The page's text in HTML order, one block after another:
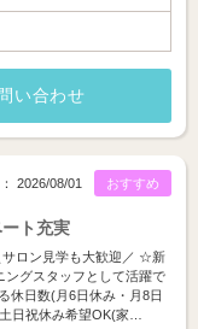
問い合わせ
おすすめ
2026/08/01
ト充実
サロン見学も大歓迎／ ☆新
ングスタッフとして活躍で
休日数(月6日休み・月8日
日祝休み希望OK(家…